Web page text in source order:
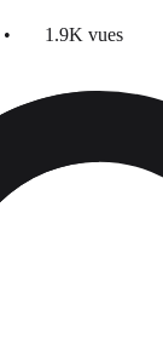
• 1.9K vues